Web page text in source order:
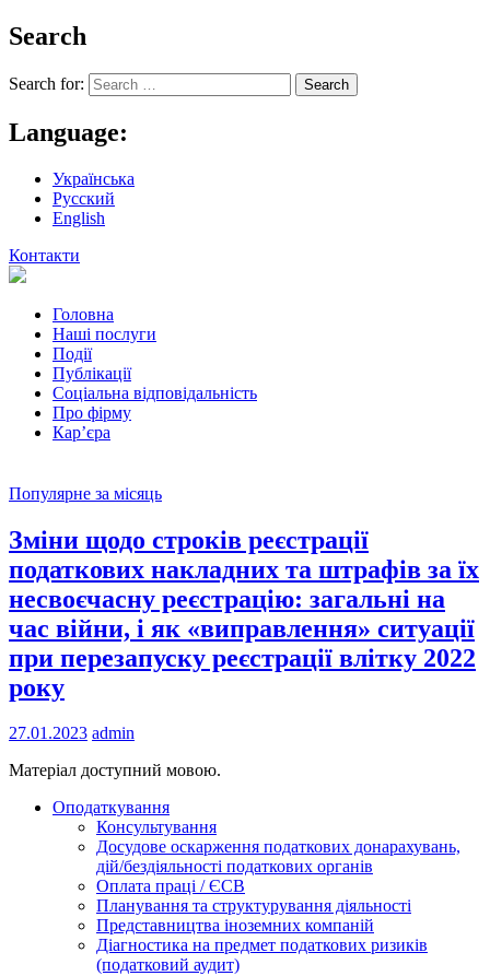
Search
Search for:
Language:
Українська
Русский
English
Контакти
Головна
Наші послуги
Події
Публікації
Соціальна відповідальність
Про фiрму
Кар’єра
Популярне за місяць
Зміни щодо строків реєстрації
податкових накладних та штрафів за їх
несвоєчасну реєстрацію: загальні на
час війни, і як «виправлення» ситуації
при перезапуску реєстрації влітку 2022
року
27.01.2023 admin
Матеріал доступний мовою.
Оподаткування
Консультування
Досудове оскарження податкових донарахувань,
дій/бездіяльності податкових органів
Оплата праці / ЄСВ
Планування та структурування діяльності
Представництва іноземних компаній
Діагностика на предмет податкових ризиків
(податковий аудит)